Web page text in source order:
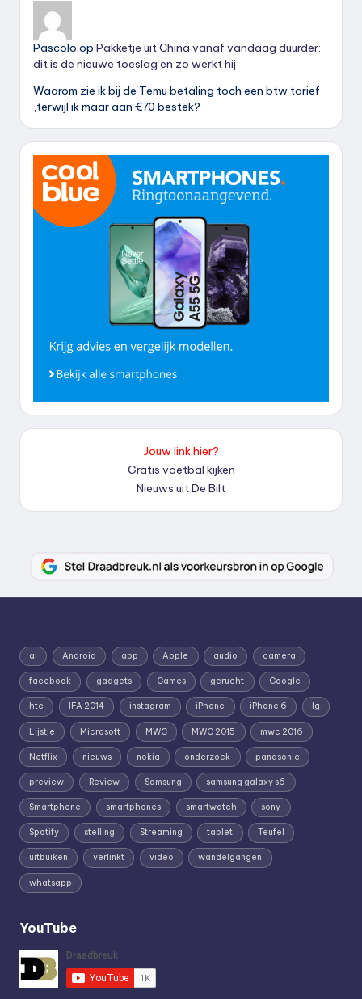
Pascolo op Pakketje uit China vanaf vandaag duurder:
dit is de nieuwe toeslag en zo werkt hij
Waarom zie ik bij de Temu betaling toch een btw tarief
,terwijl ik maar aan €70 bestek?
Jouw link hier?
Gratis voetbal kijken
Nieuws uit De Bilt
ai Android app Apple audio camera
facebook gadgets Games gerucht Google
htc IFA 2014 instagram iPhone iPhone 6 lg
Lijstje Microsoft MWC MWC 2015 mwc 2016
Netflix nieuws nokia onderzoek panasonic
preview Review Samsung samsung galaxy s6
Smartphone smartphones smartwatch sony
Spotify stelling Streaming tablet Teufel
uitbuiken verlinkt video wandelgangen
whatsapp
YouTube